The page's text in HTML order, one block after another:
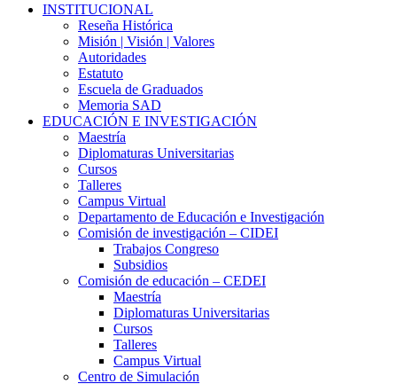
Menu
INSTITUCIONAL
Reseña Histórica
Misión | Visión | Valores
Autoridades
Estatuto
Escuela de Graduados
Memoria SAD
EDUCACIÓN E INVESTIGACIÓN
Maestría
Diplomaturas Universitarias
Cursos
Talleres
Campus Virtual
Departamento de Educación e Investigación
Comisión de investigación – CIDEI
Trabajos Congreso
Subsidios
Comisión de educación – CEDEI
Maestría
Diplomaturas Universitarias
Cursos
Talleres
Campus Virtual
Centro de Simulación